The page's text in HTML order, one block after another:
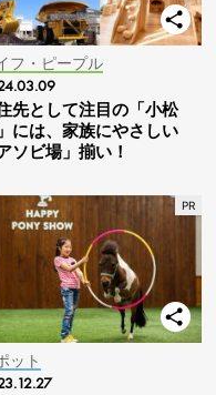
フ・ピープル
先として注目の「小松
には、家族にやさしい
アソビ場」揃い！
ット